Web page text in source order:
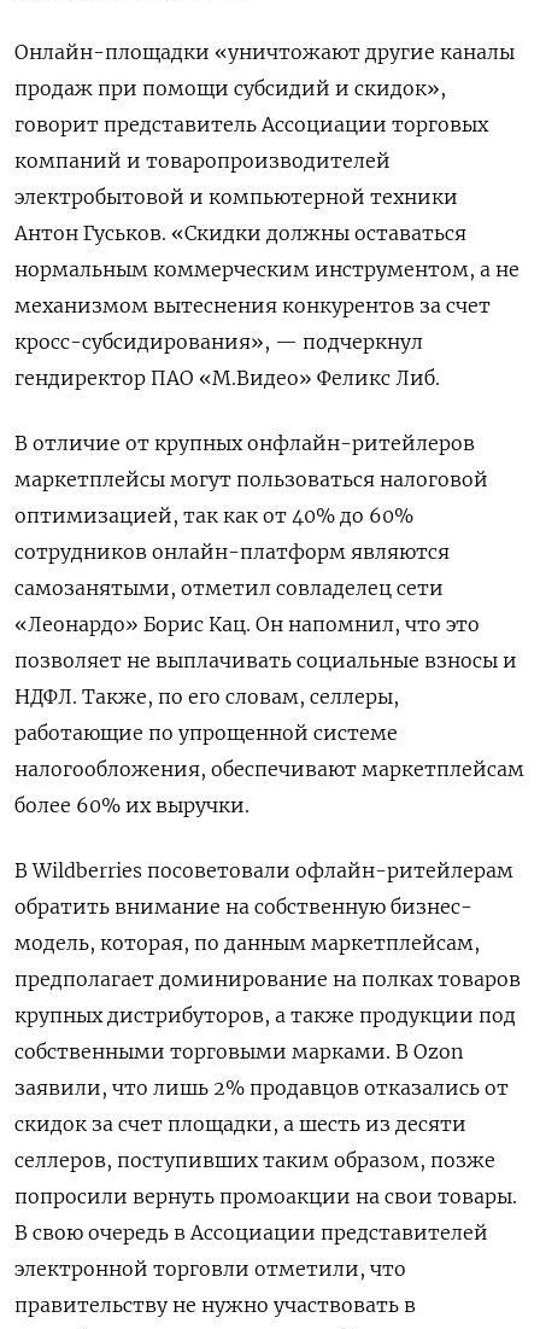
Онлайн-площадки «уничтожают другие каналы
продаж при помощи субсидий и скидок»,
говорит представитель Ассоциации торговых
компаний и товаропроизводителей
электробытовой и компьютерной техники
Антон Гуськов. «Скидки должны оставаться
нормальным коммерческим инструментом, а не
механизмом вытеснения конкурентов за счет
кросс-субсидирования», — подчеркнул
гендиректор ПАО «М.Видео» Феликс Либ.
В отличие от крупных онфлайн-ритейлеров
маркетплейсы могут пользоваться налоговой
оптимизацией, так как от 40% до 60%
сотрудников онлайн-платформ являются
самозанятыми, отметил совладелец сети
«Леонардо» Борис Кац. Он напомнил, что это
позволяет не выплачивать социальные взносы и
НДФЛ. Также, по его словам, селлеры,
работающие по упрощенной системе
налогообложения, обеспечивают маркетплейсам
более 60% их выручки.
В Wildberries посоветовали офлайн-ритейлерам
обратить внимание на собственную бизнес-
модель, которая, по данным маркетплейсам,
предполагает доминирование на полках товаров
крупных дистрибуторов, а также продукции под
собственными торговыми марками. В Ozon
заявили, что лишь 2% продавцов отказались от
скидок за счет площадки, а шесть из десяти
селлеров, поступивших таким образом, позже
попросили вернуть промоакции на свои товары.
В свою очередь в Ассоциации представителей
электронной торговли отметили, что
правительству не нужно участвовать в